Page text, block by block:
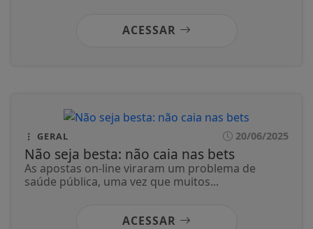
ACESSAR
GERAL 20/06/2025
Não seja besta: não caia nas bets
As apostas on-line viraram um problema de
saúde pública, uma vez que muitos...
ACESSAR